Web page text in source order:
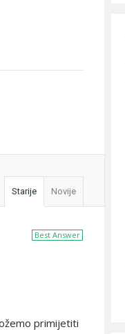
Starije Novije
Best Answer
primijetiti